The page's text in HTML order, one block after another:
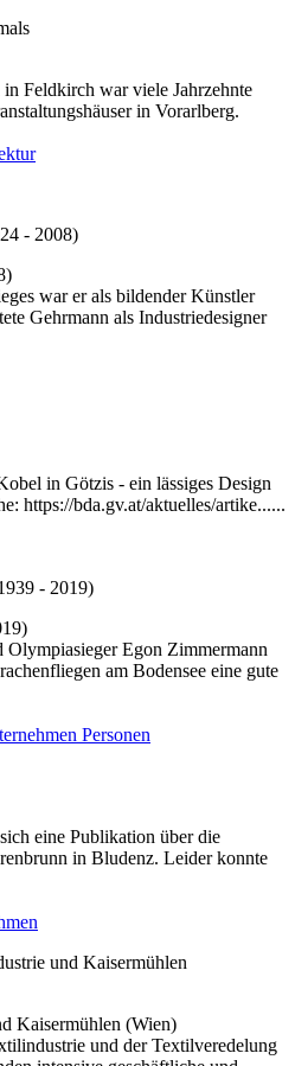
in Feldkirch war viele Jahrzehnte
in Vorarlberg.
war er als bildender Künstler
Gehrmann als Industriedesigner
in Götzis - ein lässiges Design
https://bda.gv.at/aktuelles/artike......
Olympiasieger Egon Zimmermann
am Bodensee eine gute
Personen
eine Publikation über die
in Bludenz. Leider konnte
Kaisermühlen (Wien)
und der Textilveredelung